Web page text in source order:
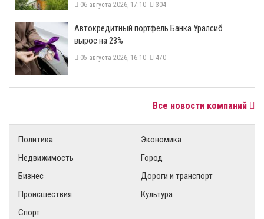
06 августа 2026, 17:10 304
​Автокредитный портфель Банка Уралсиб
вырос на 23%
05 августа 2026, 16:10 470
Все новости компаний
Политика
Экономика
Недвижимость
Город
Бизнес
Дороги и транспорт
Происшествия
Культура
Спорт